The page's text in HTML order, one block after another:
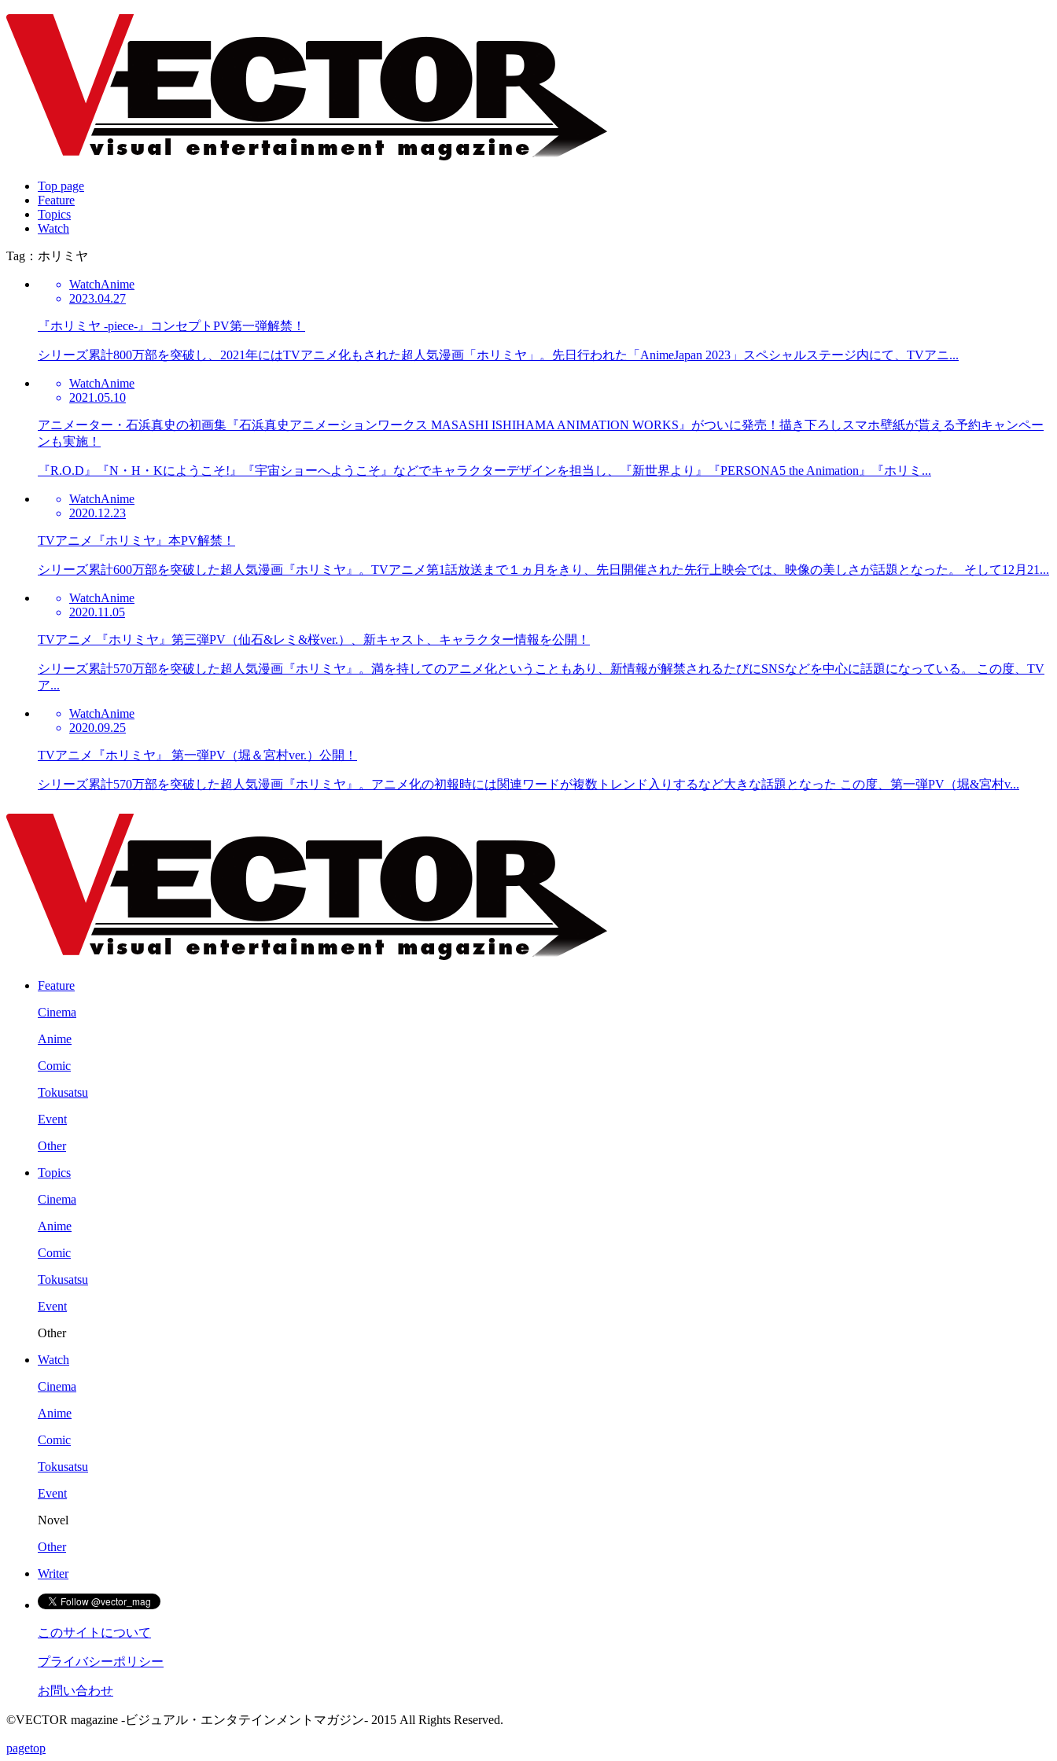
Top page
Feature
Topics
Watch
Tag：ホリミヤ
WatchAnime
2023.04.27
『ホリミヤ -piece-』コンセプトPV第一弾解禁！
シリーズ累計800万部を突破し、2021年にはTVアニメ化もされた超人気漫画「ホリミヤ」。先日行われた「AnimeJapan 2023」スペシャルステージ内にて、TVアニ...
WatchAnime
2021.05.10
アニメーター・石浜真史の初画集『石浜真史アニメーションワークス MASASHI ISHIHAMA ANIMATION WORKS』がついに発売！描き下ろしスマホ壁紙が貰える予約キャンペー
ンも実施！
『R.O.D』『N・H・Kにようこそ!』『宇宙ショーへようこそ』などでキャラクターデザインを担当し、『新世界より』『PERSONA5 the Animation』『ホリミ...
WatchAnime
2020.12.23
TVアニメ『ホリミヤ』本PV解禁！
シリーズ累計600万部を突破した超人気漫画『ホリミヤ』。TVアニメ第1話放送まで１ヵ月をきり、先日開催された先行上映会では、映像の美しさが話題となった。 そして12月21...
WatchAnime
2020.11.05
TVアニメ 『ホリミヤ』第三弾PV（仙石&レミ&桜ver.）、新キャスト、キャラクター情報を公開！
シリーズ累計570万部を突破した超人気漫画『ホリミヤ』。満を持してのアニメ化ということもあり、新情報が解禁されるたびにSNSなどを中心に話題になっている。 この度、TV
ア...
WatchAnime
2020.09.25
TVアニメ『ホリミヤ』 第一弾PV（堀＆宮村ver.）公開！
シリーズ累計570万部を突破した超人気漫画『ホリミヤ』。アニメ化の初報時には関連ワードが複数トレンド入りするなど大きな話題となった この度、第一弾PV（堀&宮村v...
Feature
Cinema
Anime
Comic
Tokusatsu
Event
Other
Topics
Cinema
Anime
Comic
Tokusatsu
Event
Other
Watch
Cinema
Anime
Comic
Tokusatsu
Event
Novel
Other
Writer
このサイトについて
プライバシーポリシー
お問い合わせ
©VECTOR magazine -ビジュアル・エンタテインメントマガジン- 2015 All Rights Reserved.
pagetop